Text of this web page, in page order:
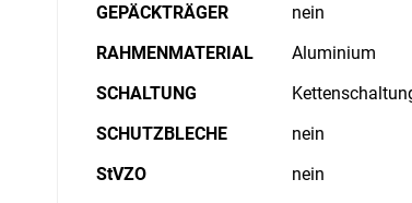
GEPÄCKTRÄGER
nein
RAHMENMATERIAL
Aluminium
SCHALTUNG
SCHUTZBLECHE
nein
StVZO
nein